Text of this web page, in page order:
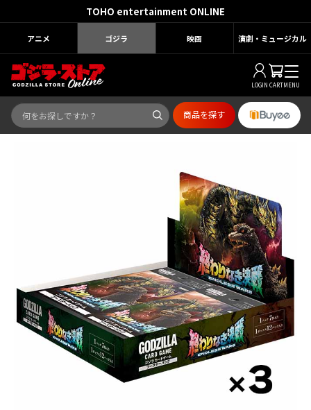
TOHO entertainment ONLINE
アニメ ゴジラ 映画 演劇・ミュージカル
LOGIN CARTMENU
商品を探す